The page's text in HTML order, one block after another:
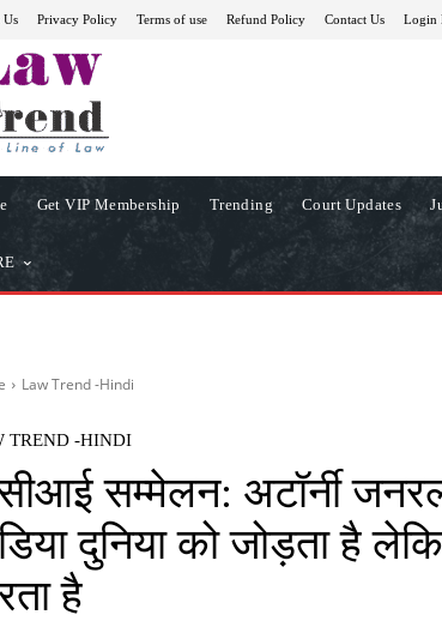
Us Privacy Policy Terms of use Refund Policy Contact Us Login
Get VIP Membership Trending Court Updates
Law Trend -Hindi
TREND -HINDI
सम्मेलन: अटॉर्नी
दुनिया को जोड़ता है
है